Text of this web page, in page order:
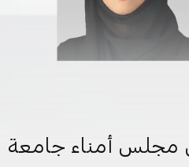
مجلس أمناء جامعة